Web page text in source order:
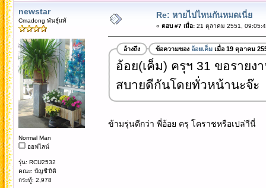
newstar
Cmadong พันธุ์แท้
Normal Man
ออฟไลน์
รุ่น: RCU2532
คณะ: บัญชี'ถิติ
กระทู้: 2,978
Re: หายไปไหนกันหมดเนี่ย
« ตอบ #7 เมื่อ:21 ตุลาคม 2551,
อ้างถึง ข้อความของ อ้อยเค็มเมื่อ 19 ตุลาคม
อ้อย(เค็ม) ครุฯ 31 ขอราย
สบายดีกันโดยทั่วหน้านะจ๊ะ
ข้ามรุ่นดีกว่า พี่อ้อย ครุ โคราชหรือเปล่าีนี่